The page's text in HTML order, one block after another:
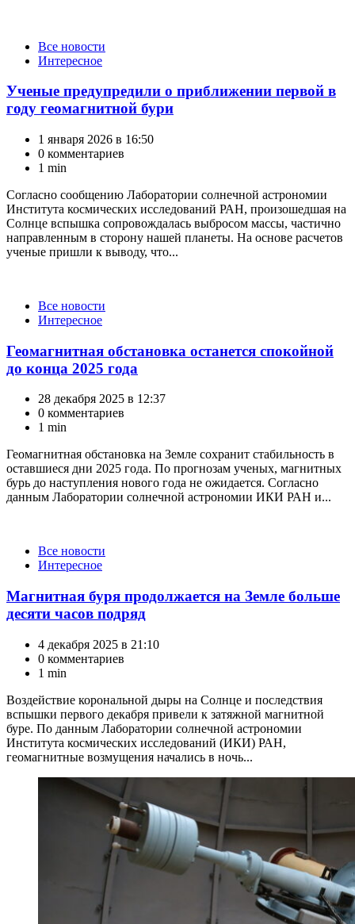
КатегорииВсе новости
Интересное
Ученые предупредили о приближении первой в
году геомагнитной бури
1 января 2026 в 16:50
0 комментариев
1 min
Согласно сообщению Лаборатории солнечной астрономии
Института космических исследований РАН, произошедшая на
Солнце вспышка сопровождалась выбросом массы, частично
направленным в сторону нашей планеты. На основе расчетов
ученые пришли к выводу, что...
КатегорииВсе новости
Интересное
Геомагнитная обстановка останется спокойной
до конца 2025 года
28 декабря 2025 в 12:37
0 комментариев
1 min
Геомагнитная обстановка на Земле сохранит стабильность в
оставшиеся дни 2025 года. По прогнозам ученых, магнитных
бурь до наступления нового года не ожидается. Согласно
данным Лаборатории солнечной астрономии ИКИ РАН и...
КатегорииВсе новости
Интересное
Магнитная буря продолжается на Земле больше
десяти часов подряд
4 декабря 2025 в 21:10
0 комментариев
1 min
Воздействие корональной дыры на Солнце и последствия
вспышки первого декабря привели к затяжной магнитной
буре. По данным Лаборатории солнечной астрономии
Института космических исследований (ИКИ) РАН,
геомагнитные возмущения начались в ночь...